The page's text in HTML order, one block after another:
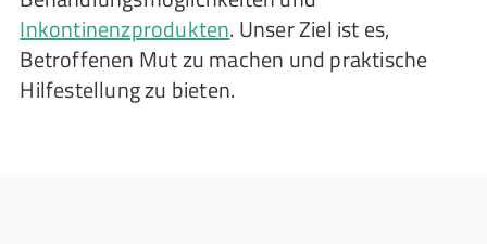
Inkontinenzprodukten. Unser Ziel ist es,
Betroffenen Mut zu machen und praktische
Hilfestellung zu bieten.